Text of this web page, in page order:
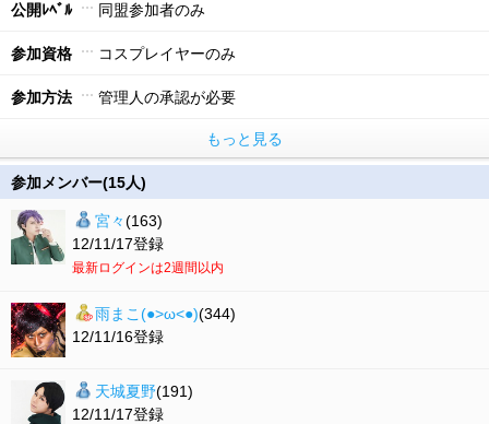
公開ﾚﾍﾞﾙ 同盟参加者のみ
参加資格 コスプレイヤーのみ
参加方法 管理人の承認が必要
もっと見る
参加メンバー(15人)
宮々(163)
12/11/17登録
最新ログインは2週間以内
雨まこ(●>ω<●)(344)
12/11/16登録
天城夏野(191)
12/11/17登録